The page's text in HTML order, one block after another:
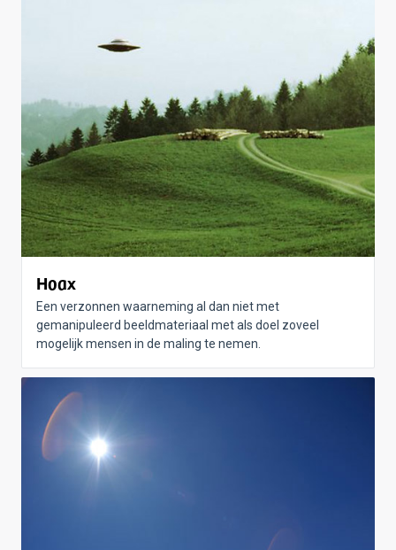
Hoax
Een verzonnen waarneming al dan niet met
gemanipuleerd beeldmateriaal met als doel zoveel
mogelijk mensen in de maling te nemen.